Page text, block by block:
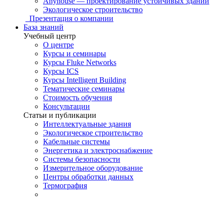
Экологическое строительство
Презентация о компании
База знаний
Учебный центр
О центре
Курсы и семинары
Курсы Fluke Networks
Курсы ICS
Курсы Intelligent Building
Тематические семинары
Стоимость обучения
Консультации
Статьи и публикации
Интеллектуальные здания
Экологическое строительство
Кабельные системы
Энергетика и электроснабжение
Системы безопасности
Измерительное оборудование
Центры обработки данных
Термография